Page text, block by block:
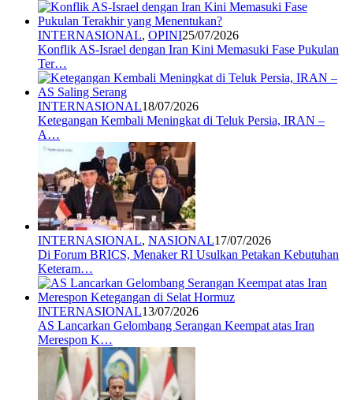
INTERNASIONAL, OPINI25/07/2026
Konflik AS-Israel dengan Iran Kini Memasuki Fase Pukulan
Ter…
INTERNASIONAL18/07/2026
Ketegangan Kembali Meningkat di Teluk Persia, IRAN –
A…
INTERNASIONAL, NASIONAL17/07/2026
Di Forum BRICS, Menaker RI Usulkan Petakan Kebutuhan
Keteram…
INTERNASIONAL13/07/2026
AS Lancarkan Gelombang Serangan Keempat atas Iran
Merespon K…